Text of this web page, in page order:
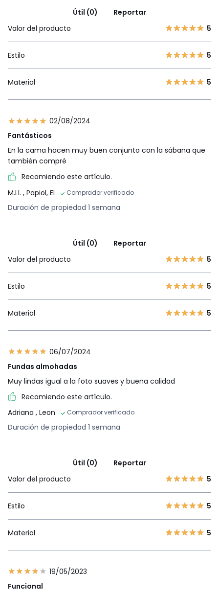
Útil (0)
Reportar
Valor del producto
5
Estilo 5
Material 5
02/08/2024
Fantásticos
En la cama hacen muy buen conjunto con la sábana que
también compré
Recomiendo este artículo.
M.Ll. , Papiol, El Comprador verificado
Duración de propiedad 1 semana
Útil (0)
Reportar
Valor del producto
5
Estilo 5
Material 5
06/07/2024
Fundas almohadas
Muy lindas igual a la foto suaves y buena calidad
Recomiendo este artículo.
Adriana , Leon Comprador verificado
Duración de propiedad 1 semana
Útil (0)
Reportar
Valor del producto
5
Estilo 5
Material 5
19/05/2023
Funcional